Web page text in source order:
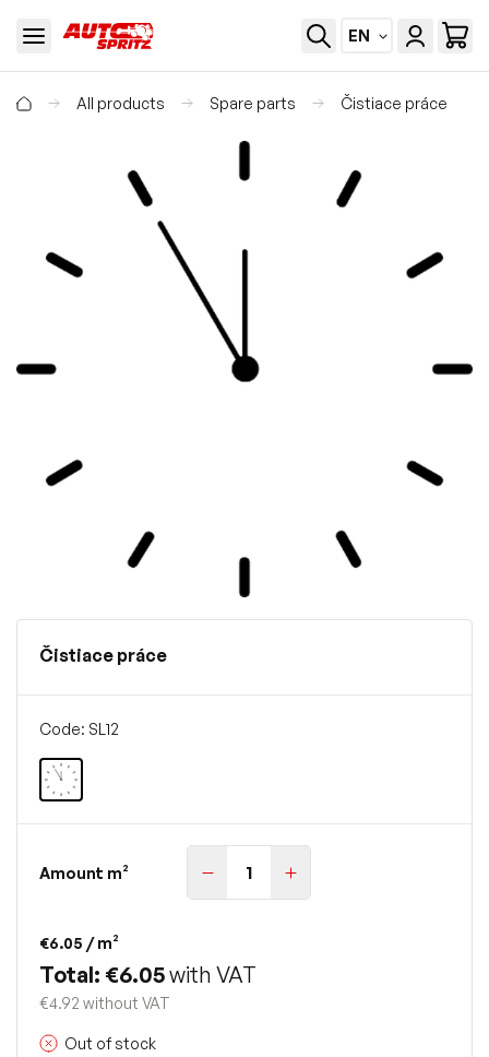
EN
All products Spare parts Čistiace práce
Čistiace práce
Code: SL12
Amount m²
€6.05 / m²
Total: €6.05with VAT
€4.92 without VAT
Out of stock